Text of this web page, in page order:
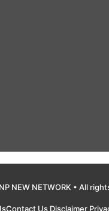
NEW NETWORK • All
Contact Us Disclaimer